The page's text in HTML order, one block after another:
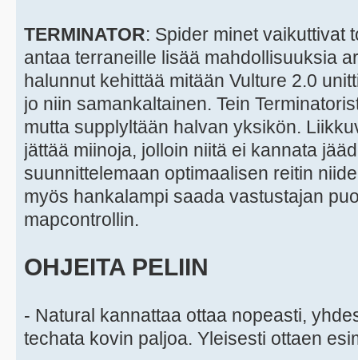
TERMINATOR: Spider minet vaikuttivat
antaa terraneille lisää mahdollisuuksia
halunnut kehittää mitään Vulture 2.0
jo niin samankaltainen. Tein
mutta supplyltään halvan yksikön.
jättää miinoja, jolloin niitä ei kannata
suunnittelemaan optimaalisen reitin
myös hankalampi saada vastustajan
mapcontrollin.
OHJEITA PELIIN
- Natural kannattaa ottaa nopeasti,
techata kovin paljoa. Yleisesti ottaen